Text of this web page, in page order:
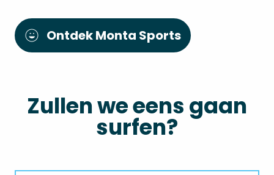
Ontdek Monta Sports
Zullen we eens gaan
surfen?